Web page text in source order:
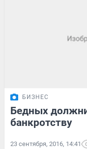
БИЗНЕС
Бедных
банкротству
23 сентября, 2016, 14:41